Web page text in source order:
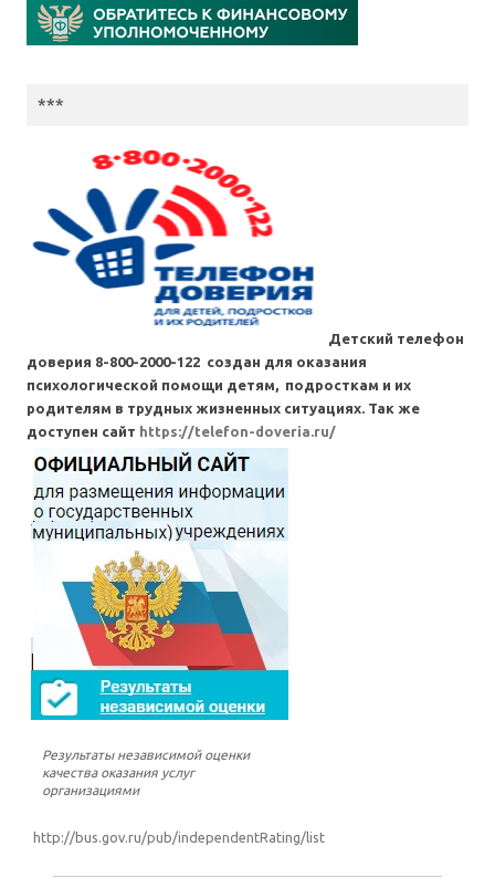
***
Детский телефон
доверия 8-800-2000-122 создан для оказания
психологической помощи детям, подросткам и их
родителям в трудных жизненных ситуациях. Так же
доступен сайт https://telefon-doveria.ru/
Результаты независимой оценки
качества оказания услуг
организациями
http://bus.gov.ru/pub/independentRating/list